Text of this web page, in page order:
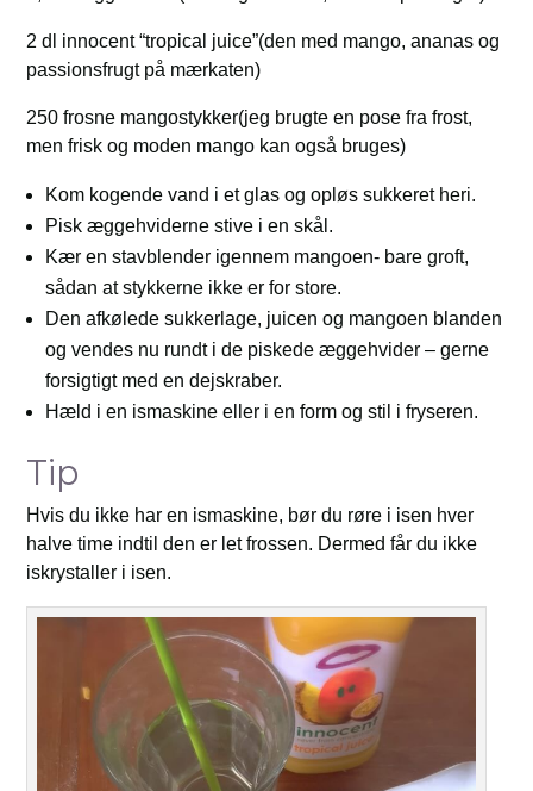
2 dl innocent “tropical juice”(den med mango, ananas og
passionsfrugt på mærkaten)
250 frosne mangostykker(jeg brugte en pose fra frost,
men frisk og moden mango kan også bruges)
Kom kogende vand i et glas og opløs sukkeret heri.
Pisk æggehviderne stive i en skål.
Kær en stavblender igennem mangoen- bare groft,
sådan at stykkerne ikke er for store.
Den afkølede sukkerlage, juicen og mangoen blanden
og vendes nu rundt i de piskede æggehvider – gerne
forsigtigt med en dejskraber.
Hæld i en ismaskine eller i en form og stil i fryseren.
Tip
Hvis du ikke har en ismaskine, bør du røre i isen hver
halve time indtil den er let frossen. Dermed får du ikke
iskrystaller i isen.